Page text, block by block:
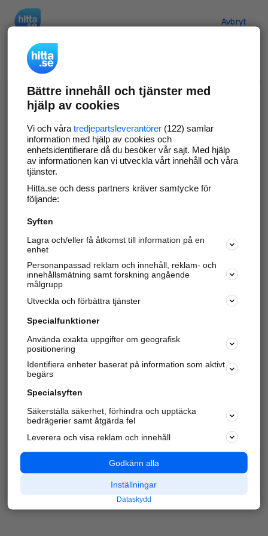
Avbryt
Verifiera ditt företag
Gör som 69 550företag
företagssida på hitta.se och syns bättre mot
kunder i ditt närområde. Helt kostnadsfritt.
Uppdatera din företagsinformation
Svara på och hantera dina omdömen
Har du redan verifierat ditt företag? Logga in
Varje vecka besöker du och4 miljoner
andra
härliga användare oss för att hitta rätt lokal
information om företag, privatpersoner och
platser.
Bättre innehåll och tjänster med
hjälp av cookies
Vi och våra tredjepartsleverantörer(122) samlar
information med hjälp av cookies och
enhetsidentifierare då du besöker vår sajt. Med hjälp
av informationen kan vi utveckla vårt innehåll och våra
tjänster.
Hitta.se och dess partners kräver samtycke för
följande:
Syften
Lagra och/eller få åtkomst till information på en
enhet
Personanpassad reklam och innehåll, reklam- och
innehållsmätning samt forskning angående
målgrupp
Utveckla och förbättra tjänster
Specialfunktioner
Använda exakta uppgifter om geografisk
positionering
Identifiera enheter baserat på information som aktivt
begärs
Specialsyften
Säkerställa säkerhet, förhindra och upptäcka
bedrägerier samt åtgärda fel
Leverera och visa reklam och innehåll
Godkänn alla
Inställningar
Dataskydd